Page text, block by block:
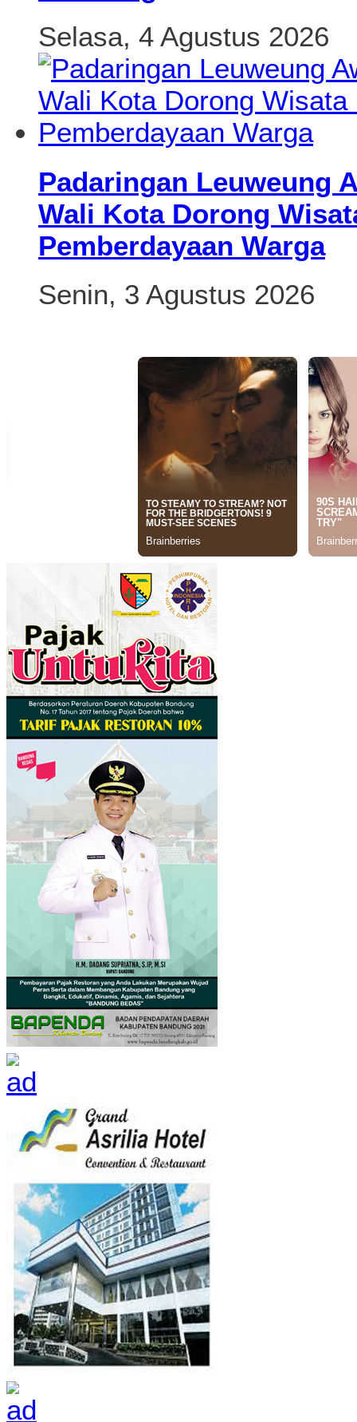
Selasa, 4 Agustus 2026
Padaringan Leuweung
Wali Kota Dorong
Pemberdayaan Warga
Senin, 3 Agustus 2026